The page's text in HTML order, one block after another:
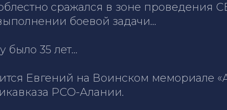
сражался в зоне проведения
боевой задачи…
было 35 лет…
Евгений на Воинском мемориале
РСО-Алании.